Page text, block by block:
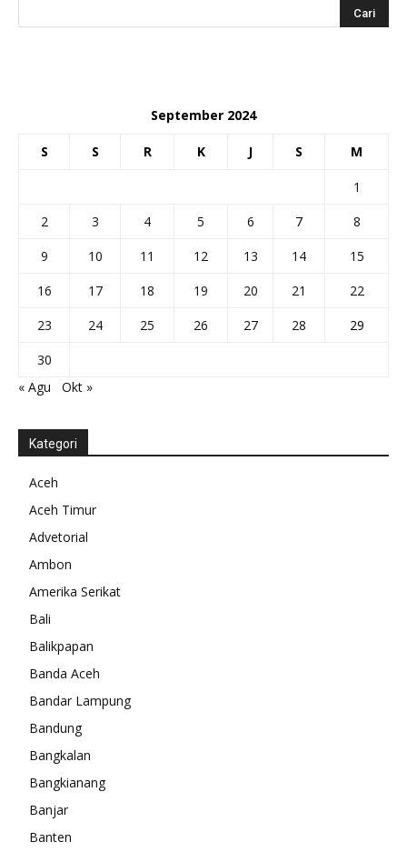
September 2024
S S R K J S M
1
2
3 4 5 6 7
8
9
10 11 12 13 14
15
16
17 18 19 20 21
22
23
24 25 26 27 28
29
30
« Agu
Okt »
Kategori
Aceh
Aceh Timur
Advetorial
Ambon
Amerika Serikat
Bali
Balikpapan
Banda Aceh
Bandar Lampung
Bandung
Bangkalan
Bangkianang
Banjar
Banten